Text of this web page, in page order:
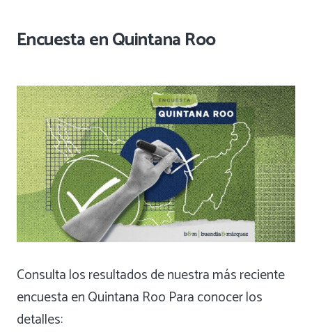
Encuesta en Quintana Roo
Consulta los resultados de nuestra más reciente
encuesta en Quintana Roo Para conocer los
detalles: